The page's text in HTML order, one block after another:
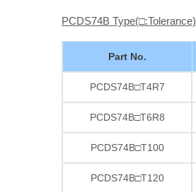
PCDS74B Type(□:Tolerance)
Part No.
PCDS74B□T4R7
PCDS74B□T6R8
PCDS74B□T100
PCDS74B□T120